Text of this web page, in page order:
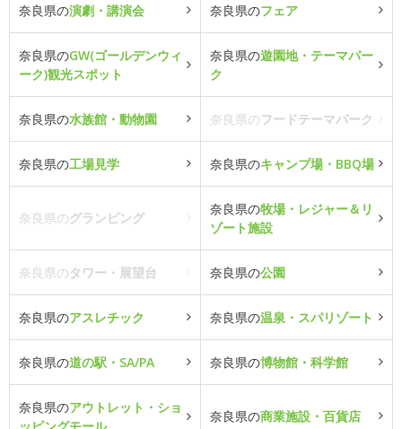
奈良県の演劇・講演会 奈良県のフェア
奈良県のGW(ゴールデンウィ
ーク)観光スポット
奈良県の遊園地・テーマパー
ク
奈良県の水族館・動物園 奈良県のフードテーマパーク
奈良県の工場見学 奈良県のキャンプ場・BBQ場
奈良県のグランピング
奈良県の牧場・レジャー＆リ
ゾート施設
奈良県のタワー・展望台 奈良県の公園
奈良県のアスレチック 奈良県の温泉・スパリゾート
奈良県の道の駅・SA/PA 奈良県の博物館・科学館
奈良県のアウトレット・ショ
奈良県の商業施設・百貨店